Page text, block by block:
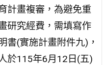
計畫複審，為避免重
研究經費，需填寫作
書(實施計畫附件九)，
於115年6月12日(五)